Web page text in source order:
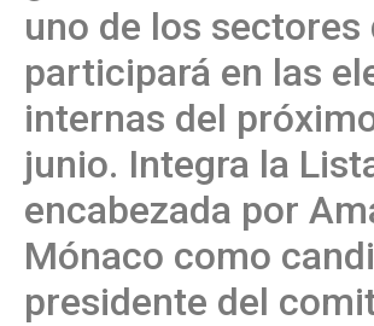
uno de los sectores
participará en las
internas del
junio. Integra la
encabezada por
Mónaco como
presidente del